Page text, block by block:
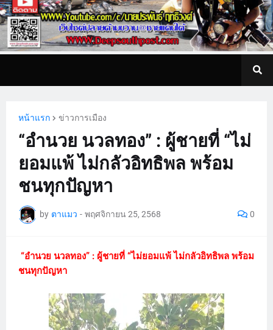
หน้าแรก ข่าวการเมือง
“อำนวย นวลทอง” : ผู้ชายที่ “ไม่
ยอมแพ้ ไม่กลัวอิทธิพล พร้อม
ชนทุกปัญหา
by ตาแมว - พฤศจิกายน 25, 2568 0
“อำนวย นวลทอง” : ผู้ชายที่ “ไม่ยอมแพ้ ไม่กลัวอิทธิพล พร้อม
ชนทุกปัญหา